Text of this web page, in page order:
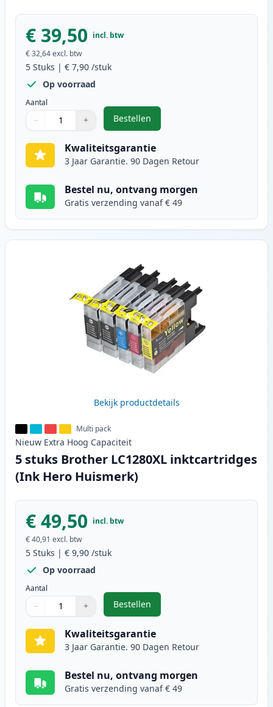
€ 39,50 incl. btw
€ 32,64excl. btw
5 Stuks | € 7,90 /stuk
Op voorraad
Aantal
Gebruik de knoppen om aan te passen
− +
1
Bestellen
,5 stuks Brother LC1240
Kwaliteitsgarantie
3 Jaar Garantie. 90 Dagen Retour
Bestel nu, ontvang morgen
Gratis verzending vanaf € 49
Bekijk productdetails
Multi pack
Nieuw Extra Hoog Capaciteit
5 stuks Brother LC1280XL inktcartridges
(Ink Hero Huismerk)
€ 49,50 incl. btw
€ 40,91 excl. btw
5 Stuks | € 9,90 /stuk
Op voorraad
Aantal
Gebruik de knoppen om aan te passen
− +
1
Bestellen
,5 stuks Brother LC1280XL
Kwaliteitsgarantie
3 Jaar Garantie. 90 Dagen Retour
Bestel nu, ontvang morgen
Gratis verzending vanaf € 49